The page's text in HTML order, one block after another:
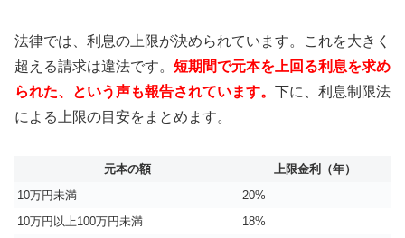
法律では、利息の上限が決められています。これを大きく
超える請求は違法です。 短期間で元本を上回る利息を求め
られた、という声も報告されています。 下に、利息制限法
による上限の目安をまとめます。
元本の額
上限金利（年）
10万円未満
20%
10万円以上100万円未満
18%